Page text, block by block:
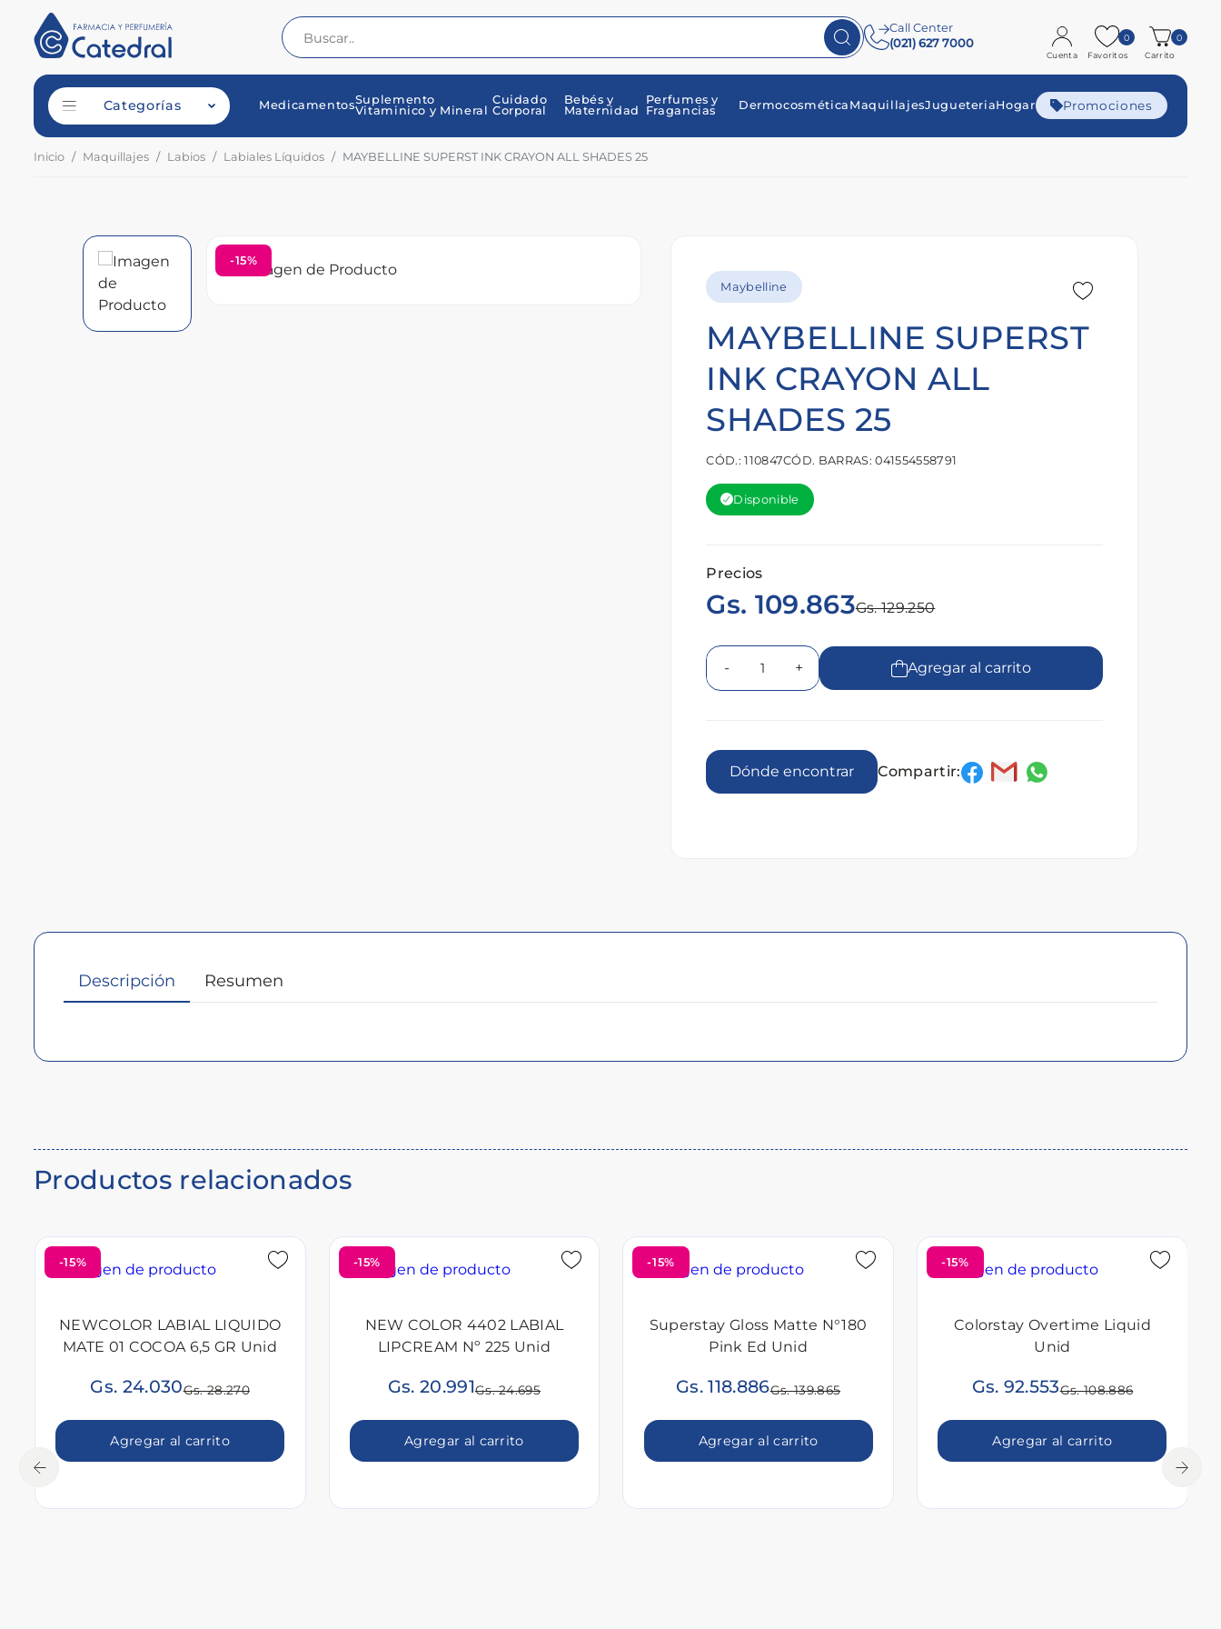
Call Center
(021) 627 7000
Cuenta Favoritos
0
Carrito
0
Categorías MedicamentosSuplemento
Vitaminico y Mineral
Cuidado
Corporal
Bebés y
Maternidad
Perfumes y
Fragancias
Dermocosmética MaquillajesJugueteriaHogar Promociones
Inicio Maquillajes Labios Labiales Líquidos MAYBELLINE SUPERST INK CRAYON ALL SHADES 25
-15%
Maybelline
MAYBELLINE SUPERST
INK CRAYON ALL
SHADES 25
CÓD.: 110847CÓD. BARRAS: 041554558791
Disponible
Precios
Gs. 109.863Gs. 129.250
- + Agregar al carrito
Dónde encontrar Compartir:
Descripción Resumen
Productos relacionados
-15%
NEWCOLOR LABIAL LIQUIDO
MATE 01 COCOA 6,5 GR Unid
Gs. 24.030Gs. 28.270
Agregar al carrito
-15%
NEW COLOR 4402 LABIAL
LIPCREAM Nº 225 Unid
Gs. 20.991Gs. 24.695
Agregar al carrito
-15%
Superstay Gloss Matte N°180
Pink Ed Unid
Gs. 118.886Gs. 139.865
Agregar al carrito
-15%
Colorstay Overtime Liquid
Unid
Gs. 92.553Gs. 108.886
Agregar al carrito